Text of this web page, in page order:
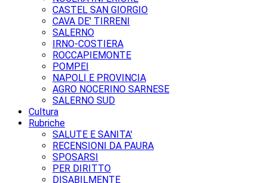
CASTEL SAN GIORGIO
CAVA DE' TIRRENI
SALERNO
IRNO-COSTIERA
ROCCAPIEMONTE
POMPEI
NAPOLI E PROVINCIA
AGRO NOCERINO SARNESE
SALERNO SUD
Cultura
Rubriche
SALUTE E SANITA'
RECENSIONI DA PAURA
SPOSARSI
PER DIRITTO
DISABILMENTE